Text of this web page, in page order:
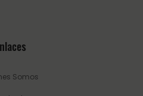
Somos